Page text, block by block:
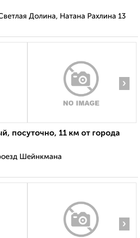
Долина, Натана Рахлина 13
›
посуточно, 11 км от города
Шейнкмана
›